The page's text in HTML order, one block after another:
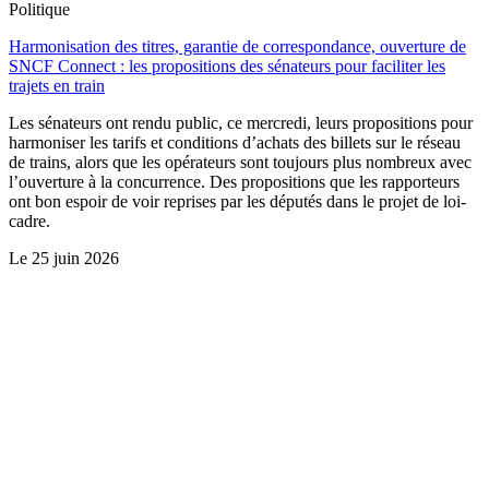
Politique
Harmonisation des titres, garantie de correspondance, ouverture de
SNCF Connect : les propositions des sénateurs pour faciliter les
trajets en train
Les sénateurs ont rendu public, ce mercredi, leurs propositions pour
harmoniser les tarifs et conditions d’achats des billets sur le réseau
de trains, alors que les opérateurs sont toujours plus nombreux avec
l’ouverture à la concurrence. Des propositions que les rapporteurs
ont bon espoir de voir reprises par les députés dans le projet de loi-
cadre.
Le 25 juin 2026